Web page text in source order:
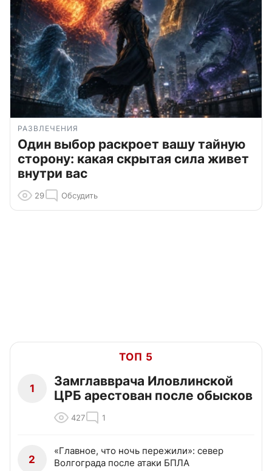
РАЗВЛЕЧЕНИЯ
Один выбор раскроет вашу тайную
сторону: какая скрытая сила живет
внутри вас
29 Обсудить
ТОП 5
1
Замглавврача Иловлинской
ЦРБ арестован после обысков
427 1
2
«Главное, что ночь пережили»: север
Волгограда после атаки БПЛА